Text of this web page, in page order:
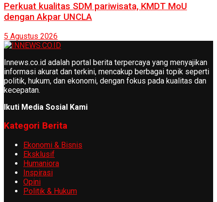
Perkuat kualitas SDM pariwisata, KMDT MoU
dengan Akpar UNCLA
5 Agustus 2026
Innews.co.id adalah portal berita terpercaya yang menyajikan
informasi akurat dan terkini, mencakup berbagai topik seperti
politik, hukum, dan ekonomi, dengan fokus pada kualitas dan
kecepatan.
Ikuti Media Sosial Kami
Kategori Berita
Ekonomi & Bisnis
Eksklusif
Humaniora
Inspirasi
Opini
Politik & Hukum